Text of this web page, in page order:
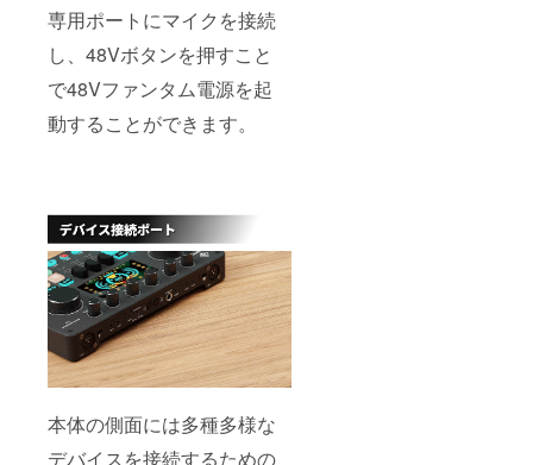
専用ポートにマイクを接続
し、48Vボタンを押すこと
で48Vファンタム電源を起
動することができます。
本体の側面には多種多様な
デバイスを接続するための